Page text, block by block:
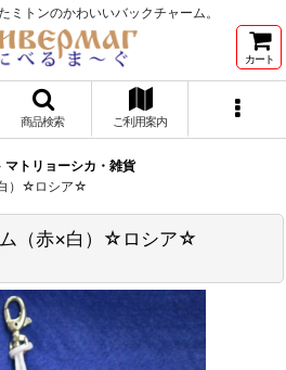
ミトンのかわいいバックチャーム。
カート
商品検索 ご利用案内
マトリョーシカ・雑貨
）☆ロシア☆
ム（赤×白）☆ロシア☆